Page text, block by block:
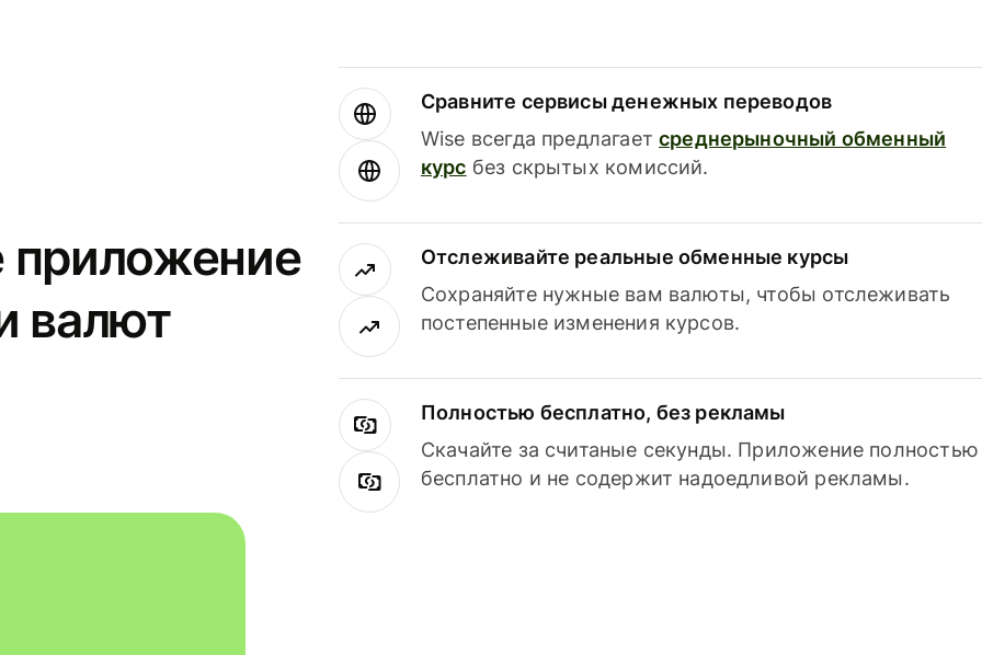
приложение
валют
Сравните сервисы денежных переводов
Wise всегда предлагаетсреднерыночный обменный
курс без скрытых комиссий.
Отслеживайте реальные обменные курсы
Сохраняйте нужные вам валюты, чтобы отслеживать
постепенные изменения курсов.
Полностью бесплатно, без рекламы
Скачайте за считаные секунды. Приложение полностью
бесплатно и не содержит надоедливой рекламы.